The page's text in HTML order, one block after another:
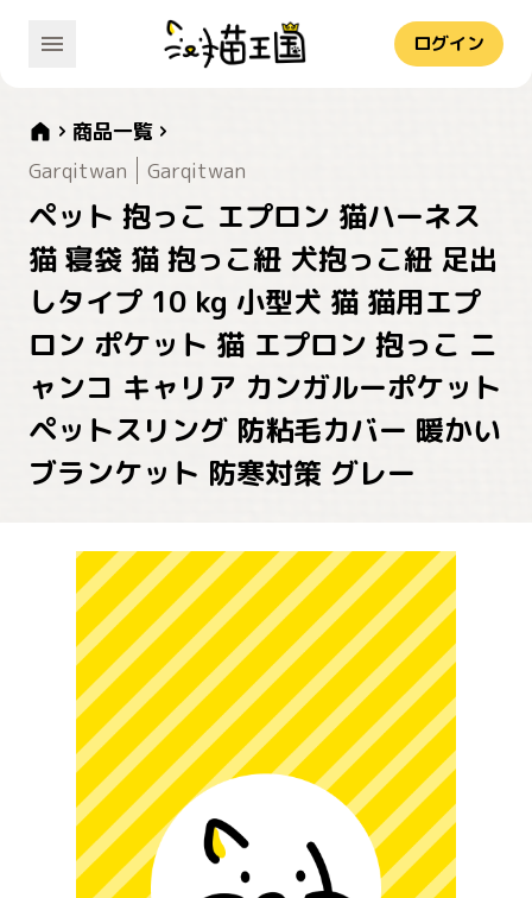
ログイン
商品一覧
Garqitwan
Garqitwan
ペット 抱っこ エプロン 猫ハーネス
猫 寝袋 猫 抱っこ紐 犬抱っこ紐 足出
しタイプ 10 kg 小型犬 猫 猫用エプ
ロン ポケット 猫 エプロン 抱っこ ニ
ャンコ キャリア カンガルーポケット
ペットスリング 防粘毛カバー 暖かい
ブランケット 防寒対策 グレー